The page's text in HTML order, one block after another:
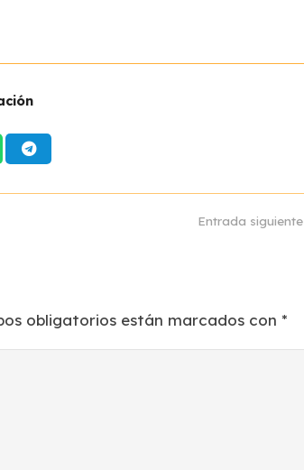
Entrada siguiente
obligatorios están marcados con *